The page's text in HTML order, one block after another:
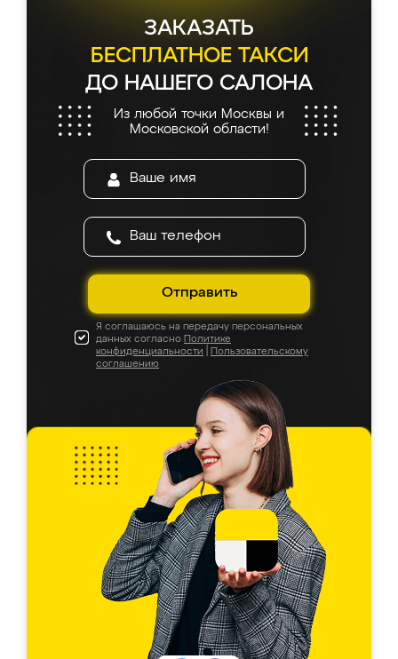
ЗАКАЗАТЬ
БЕСПЛАТНОЕ ТАКСИ
ДО НАШЕГО САЛОНА
Из любой точки Москвы и
Московской области!
Отправить
Я соглашаюсь на передачу персональных
данных согласно Политике
конфиденциальности
Пользовательскому
соглашению